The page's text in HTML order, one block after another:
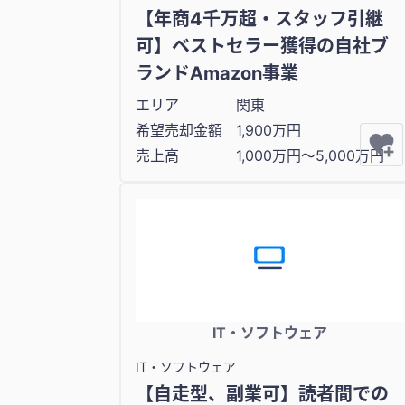
【年商4千万超・スタッフ引継
可】ベストセラー獲得の自社ブ
ランドAmazon事業
エリア
関東
希望売却金額
1,900万円
売上高
1,000万円〜5,000万円
IT・ソフトウェア
IT・ソフトウェア
【自走型、副業可】読者間での